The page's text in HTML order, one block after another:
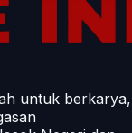
untuk berkarya,